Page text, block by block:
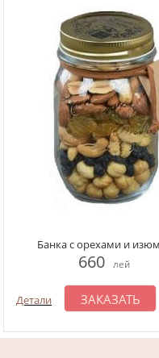
Банка с орехами и
660 лей
Детали ЗАКАЗАТЬ